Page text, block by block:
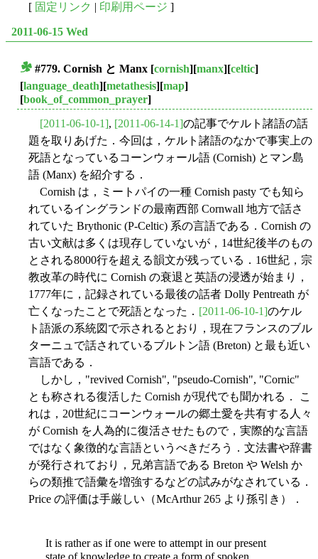
[ 固定リンク 印刷用ページ ]
2011-06-15 Wed
#779. Cornish と Manx [cornish][manx][celtic]
[language_death][metathesis][map]
[book_of_common_prayer]
[2011-06-10-1], [2011-06-14-1]の記事でケルト諸語の話
題を取りあげた．今回は，ケルト諸語のなかで事実上の
死語となっているコーンウォール語 (Cornish) とマン島
語 (Manx) を紹介する．
Cornish は，ミートパイの一種 Cornish pasty でも知ら
れているイングランドの最南西部 Cornwall 地方で話さ
れていた Brythonic (P-Celtic) 系の言語である．Cornish の
古い文献は多くは現存していないが，14世紀後半のもの
とされる8000行を超える韻文が残っている．16世紀，宗
教改革の時代に Cornish の衰退と英語の浸透が始まり，
1777年に，記録されている最後の話者 Dolly Pentreath が
亡くなったことで死語となった． [2011-06-10-1]のケル
ト語派の系統図で示されるとおり，現在フランスのブル
ターニュで話されているブルトン語 (Breton) と最も近い
言語である．
しかし，"revived Cornish", "pseudo-Cornish", "Cornic"
とも称される復活した Cornish が現代でも聞かれる． こ
れは，20世紀にコーンウォールの郷土愛を共有する人々
が Cornish を人為的に復活させたもので，実際的な言語
ではなく象徴的な言語というべきだろう．文法書や辞書
が発行されており，兄弟言語である Breton や Welsh か
らの類推で語彙を増強するなどの試みがなされている．
Price の評価は手厳しい（McArthur 265 より孫引き）．
It is rather as if one were to attempt in our present
state of knowledge to create a form of spoken